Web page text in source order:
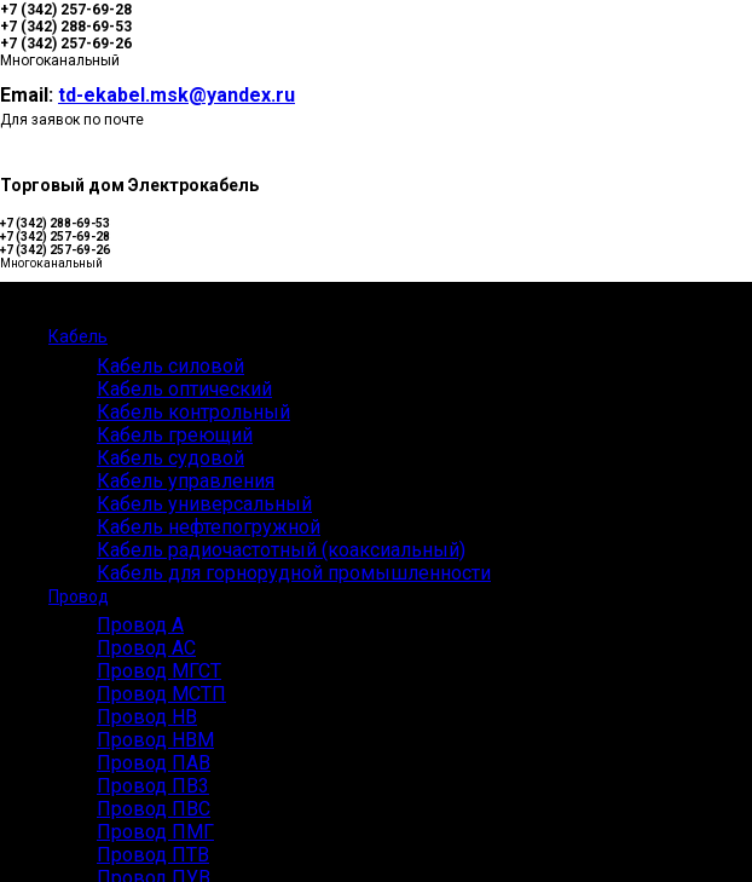
+7 (342) 257-69-28
+7 (342) 288-69-53
+7 (342) 257-69-26
Многоканальный
Email: td-ekabel.msk@yandex.ru
Для заявок по почте
Торговый дом Электрокабель
+7 (342) 288-69-53
+7 (342) 257-69-28
+7 (342) 257-69-26
Многоканальный
Кабель
Кабель силовой
Кабель оптический
Кабель контрольный
Кабель греющий
Кабель судовой
Кабель управления
Кабель универсальный
Кабель нефтепогружной
Кабель радиочастотный (коаксиальный)
Кабель для горнорудной промышленности
Провод
Провод А
Провод АС
Провод МГСТ
Провод МСТП
Провод НВ
Провод НВМ
Провод ПАВ
Провод ПВ3
Провод ПВС
Провод ПМГ
Провод ПТВ